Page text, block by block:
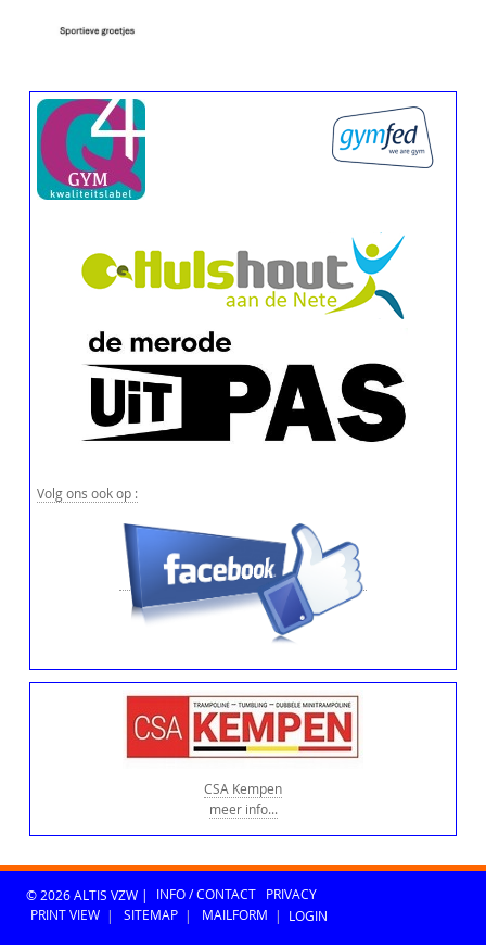
Volg ons ook op :
CSA Kempen
meer info...
© 2026 ALTIS VZW | INFO / CONTACT
PRIVACY
PRINT VIEW | SITEMAP | MAILFORM | LOGIN